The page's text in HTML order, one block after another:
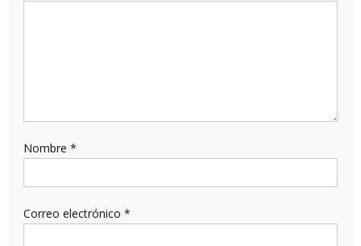
Nombre *
Correo electrónico *